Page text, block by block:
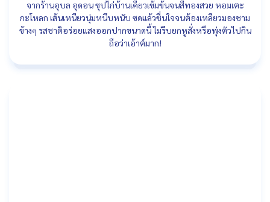
จากร้านอุบล อุดอน ซุปไก่บ้านเคี่ยวเข้มข้นจนสีทองสวย หอมเตะ
กะโหลก เส้นเหนียวนุ่มหนึบหนับ ซดแล้วชื่นใจจนต้องเหลียวมองชาม
ข้างๆ รสชาติอร่อยแสงออกปากขนาดนี้ ไม่รีบยกหูสั่งหรือพุ่งตัวไปกิน
ถือว่าเอ้าต์มาก!